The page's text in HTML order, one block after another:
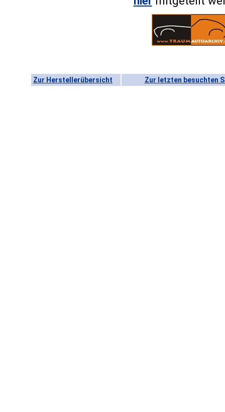
Zur Herstellerübersicht Zur letzten besuchten